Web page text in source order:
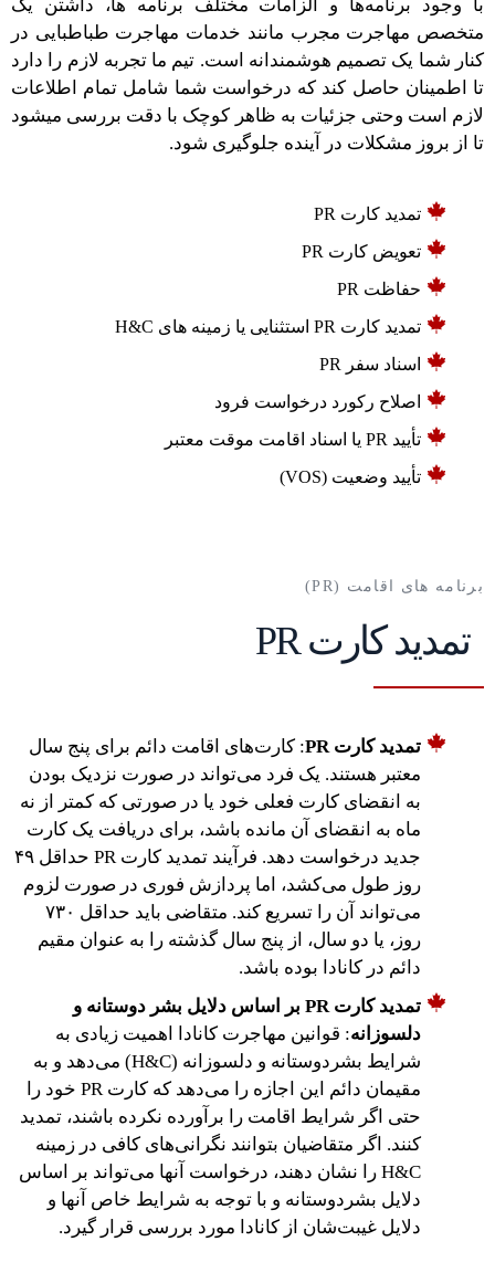
با وجود برنامه‌ها و الزامات مختلف برنامه ها، داشتن یک
متخصص مهاجرت مجرب مانند خدمات مهاجرت طباطبایی در
کنار شما یک تصمیم هوشمندانه است. تیم ما تجربه لازم را دارد
تا اطمینان حاصل کند که درخواست شما شامل تمام اطلاعات
لازم است و‌حتی جزئیات به ظاهر کوچک با دقت بررسی میشود
تا از بروز مشکلات در آینده جلوگیری شود.
تمدید کارت PR
تعویض کارت PR
حفاظت PR
تمدید کارت PR استثنایی یا زمینه های H&C
اسناد سفر PR
اصلاح رکورد درخواست فرود
تأیید PR یا اسناد اقامت موقت معتبر
تأیید وضعیت (VOS)
برنامه های اقامت (PR)
تمدید کارت PR
تمدید کارت PR
: کارت‌های اقامت دائم برای پنج سال
معتبر هستند. یک فرد می‌تواند در صورت نزدیک بودن
به انقضای کارت فعلی خود یا در صورتی که کمتر از نه
ماه به انقضای آن مانده باشد، برای دریافت یک کارت
جدید درخواست دهد. فرآیند تمدید کارت PR حداقل ۴۹
روز طول می‌کشد، اما پردازش فوری در صورت لزوم
می‌تواند آن را تسریع کند. متقاضی باید حداقل ۷۳۰
روز، یا دو سال، از پنج سال گذشته را به عنوان مقیم
دائم در کانادا بوده باشد.
تمدید کارت PR بر اساس دلایل بشر دوستانه و
دلسوزانه: قوانین مهاجرت کانادا اهمیت زیادی به
شرایط بشردوستانه و دلسوزانه (H&C) می‌دهد و به
مقیمان دائم این اجازه را می‌دهد که کارت PR خود را
حتی اگر شرایط اقامت را برآورده نکرده باشند، تمدید
کنند. اگر متقاضیان بتوانند نگرانی‌های کافی در زمینه
H&C را نشان دهند، درخواست آنها می‌تواند بر اساس
دلایل بشردوستانه و با توجه به شرایط خاص آنها و
دلایل غیبت‌شان از کانادا مورد بررسی قرار گیرد.